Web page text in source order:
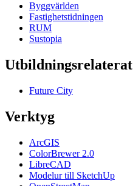
Byggvärlden
Fastighetstidningen
RUM
Sustopia
Utbildningsrelaterat
Future City
Verktyg
ArcGIS
ColorBrewer 2.0
LibreCAD
Modelur till SketchUp